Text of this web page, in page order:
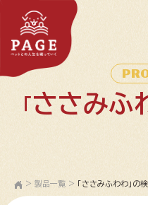
ささみふ
> 製品一覧 > 「ささみふわわ」の